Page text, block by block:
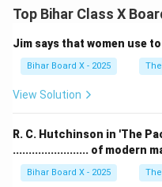
Top Bihar Class X
Jim says that women use
Bihar Board X - 2025
View Solution
R. C. Hutchinson in 'The
........................ of modern
Bihar Board X - 2025